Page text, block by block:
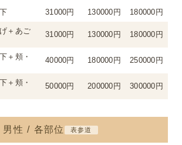
31000円 130000円 180000円
＋あご
31000円 130000円 180000円
＋頬・
40000円 180000円 250000円
＋頬・
50000円 200000円 300000円
男性 / 各部位 表参道